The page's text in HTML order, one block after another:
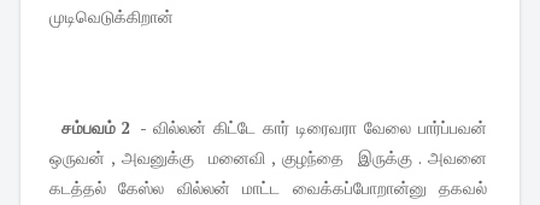
முடிவெடுக்கிறான்
சம்பவம் 2 - வில்லன் கிட்டே கார் டிரைவரா வேலை பார்ப்பவன்
ஒருவன் , அவனுக்கு மனைவி , குழந்தை இருக்கு . அவனை
கடத்தல் கேஸ்ல வில்லன் மாட்ட வைக்கப்போறான்னு தகவல்